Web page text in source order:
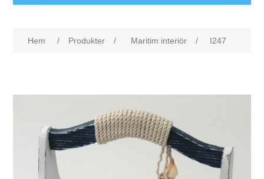
Hem / Produkter / Maritim interiör / I247